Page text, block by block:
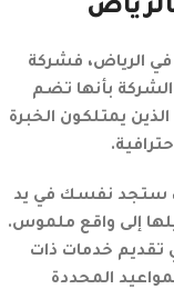
في الرياض، فشركة
بأنها تضم
يمتلكون الخبرة
ستجد نفسك في يد
إلى واقع ملموس.
تقديم خدمات ذات
المحددة